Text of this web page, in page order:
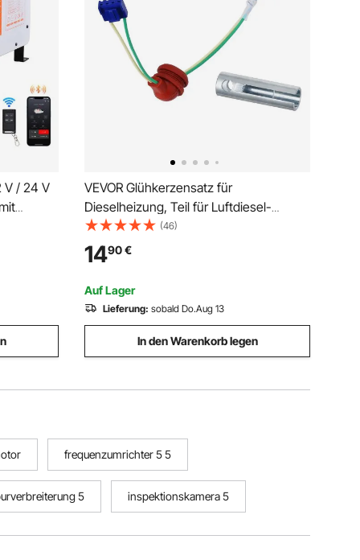
V / 24 V
&
tragbare
VEVOR Glühkerzensatz für
Dieselheizung, Teil für Luftdiesel-
Standheizung mit Ausbau- und
Montagewerkzeug, Umbausatz für
Dieselheizung zum Austausch von 2
kW/5 kW/8 kW Dieselheizungen
(46)
1490€
Auf Lager
Lieferung: sobald Do.Aug 13
In den Warenkorb legen
frequenzumrichter 5 5
5 inspektionskamera 5